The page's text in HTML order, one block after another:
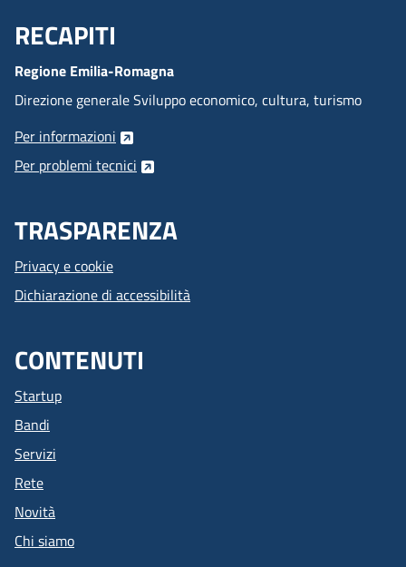
Menu Footer
RECAPITI
Regione Emilia-Romagna
Direzione generale Sviluppo economico, cultura, turismo
Per informazioni
Per problemi tecnici
TRASPARENZA
Privacy e cookie
Dichiarazione di accessibilità
CONTENUTI
Startup
Bandi
Servizi
Rete
Novità
Chi siamo